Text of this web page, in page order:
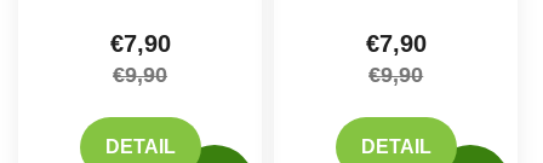
€7,90
€9,90
DETAIL
€7,90
€9,90
DETAIL